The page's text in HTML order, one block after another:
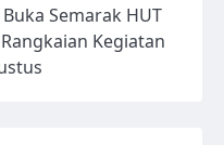
Semarak HUT
Kegiatan